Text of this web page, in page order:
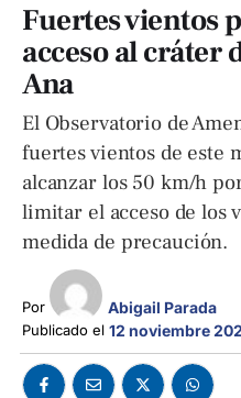
Fuertes vientos
acceso al cráter
Ana
El Observatorio de
fuertes vientos de este
alcanzar los 50 km/h
limitar el acceso de los
medida de precaución.
Por Abigail Parada
Publicado el 12 noviembre